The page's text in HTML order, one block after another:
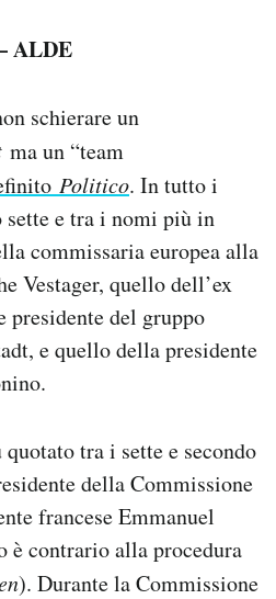
ALDE
schierare un
ma un “team
Politico. In tutto i
e tra i nomi più in
commissaria europea alla
Vestager, quello dell’ex
del gruppo
e quello della presidente
tra i sette e secondo
della Commissione
francese Emmanuel
è contrario alla procedura
). Durante la Commissione